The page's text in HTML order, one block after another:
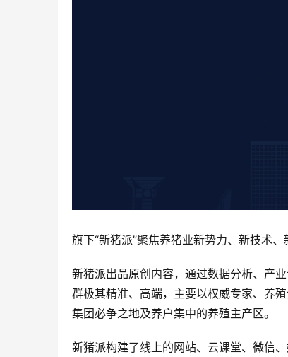
旗下“新猪派”聚焦养猪业新势力、新技术
新猪派出品原创内容，通过数据分析、产
群极其精准、高端，主要以权威专家、养
集团必争之地及养户集中的养殖主产区。
新猪派构建了线上的网站、云课堂、微信